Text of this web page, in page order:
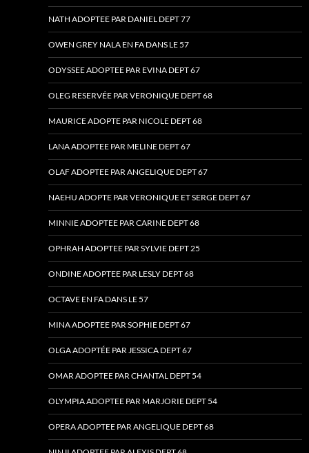
NATH ADOPTEE PAR DANIEL DEPT 77
OWEN GREY NALA EN FA DANS LE 57
ODYSSEE ADOPTEE PAR EVINA DEPT 67
OLEG RESERVÉE PAR VERONIQUE DEPT 68
MAURICE ADOPTE PAR NICOLE DEPT 68
LANA ADOPTEE PAR MELINE DEPT 67
OLAF ADOPTEE PAR ANGELIQUE DEPT 67
NAEHU ADOPTE PAR VERONIQUE ET SERGE DEPT 67
MINNIE ADOPTEE PAR CARINE DEPT 68
OPHRAH ADOPTEE PAR SYLVIE DEPT 25
ONDINE ADOPTEE PAR LESLY DEPT 68
OCTAVE EN FA DANS LE 57
MINA ADOPTEE PAR SOPHIE DEPT 67
OLGA ADOPTÉE PAR JESSICA DEPT 67
OMAR ADOPTEE PAR CHANTAL DEPT 54
OLYMPIA ADOPTEE PAR MARJORIE DEPT 54
OPERA ADOPTEE PAR ANGELIQUE DEPT 68